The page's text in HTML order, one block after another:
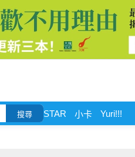
搜尋 STAR 小卡 Yuri!!!